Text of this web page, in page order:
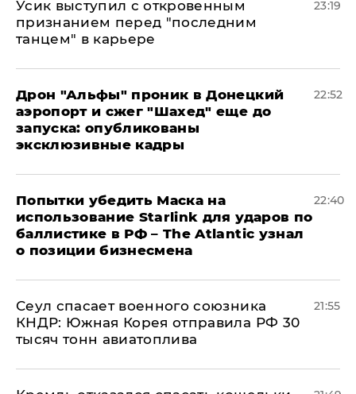
Усик выступил с откровенным
признанием перед "последним
танцем" в карьере
23:19
Дрон "Альфы" проник в Донецкий
аэропорт и сжег "Шахед" еще до
запуска: опубликованы
эксклюзивные кадры
22:52
Попытки убедить Маска на
использование Starlink для ударов по
баллистике в РФ – The Atlantic узнал
о позиции бизнесмена
22:40
​Сеул спасает военного союзника
КНДР: Южная Корея отправила РФ 30
тысяч тонн авиатоплива
21:55